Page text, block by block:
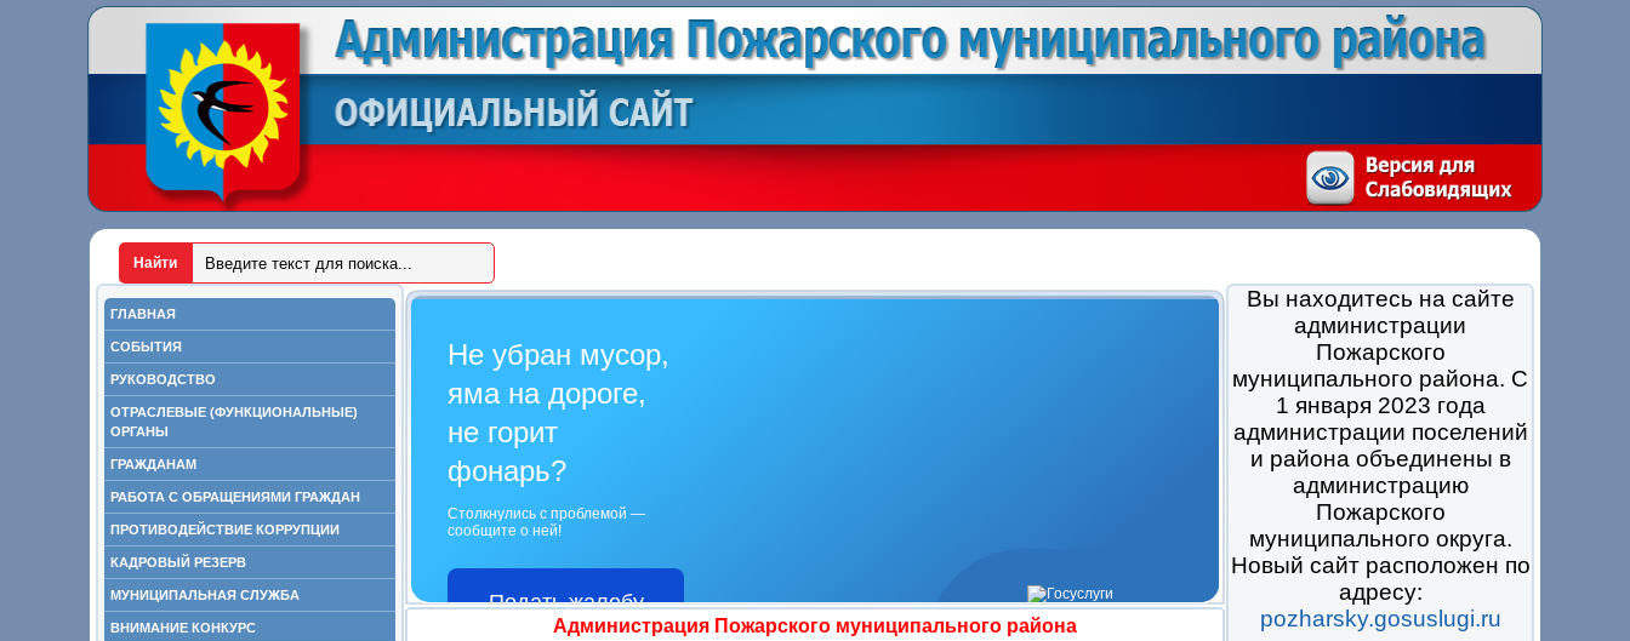
ГЛАВНАЯ
СОБЫТИЯ
РУКОВОДСТВО
ОТРАСЛЕВЫЕ (ФУНКЦИОНАЛЬНЫЕ)
ОРГАНЫ
ГРАЖДАНАМ
РАБОТА С ОБРАЩЕНИЯМИ ГРАЖДАН
ПРОТИВОДЕЙСТВИЕ КОРРУПЦИИ
КАДРОВЫЙ РЕЗЕРВ
МУНИЦИПАЛЬНАЯ СЛУЖБА
ВНИМАНИЕ КОНКУРС
Вы находитесь на сайте
администрации
Пожарского
муниципального района. С
1 января 2023 года
администрации поселений
и района объединены в
администрацию
Пожарского
муниципального округа.
Новый сайт расположен по
адресу:
pozharsky.gosuslugi.ru
Жалобы на всё
Не убран мусор,
яма на дороге,
не горит
фонарь?
Столкнулись с проблемой —
сообщите о ней!
Подать жалобу
Администрация Пожарского муниципального района